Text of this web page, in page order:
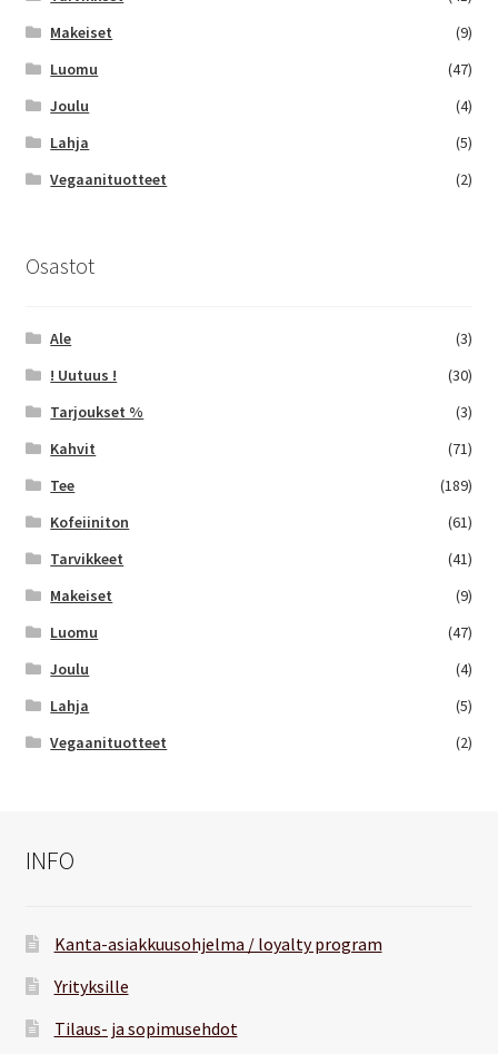
Makeiset
(9)
Luomu
(47)
Joulu
(4)
Lahja
(5)
Vegaanituotteet
(2)
Osastot
Ale
(3)
! Uutuus !
(30)
Tarjoukset %
(3)
Kahvit
(71)
Tee
(189)
Kofeiiniton
(61)
Tarvikkeet
(41)
Makeiset
(9)
Luomu
(47)
Joulu
(4)
Lahja
(5)
Vegaanituotteet
(2)
INFO
Kanta-asiakkuusohjelma / loyalty program
Yrityksille
Tilaus- ja sopimusehdot